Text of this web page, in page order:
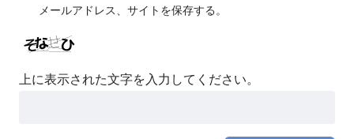
メールアドレス、サイトを保存する。
上に表示された文字を入力してください。